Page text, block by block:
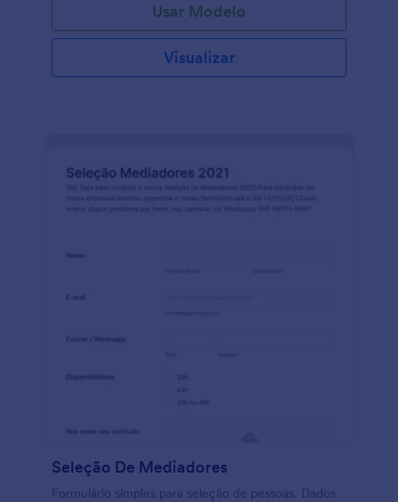
Usar Modelo
Visualizar
Seleção De Mediadores
Formulário simples para seleção de pessoas. Dados